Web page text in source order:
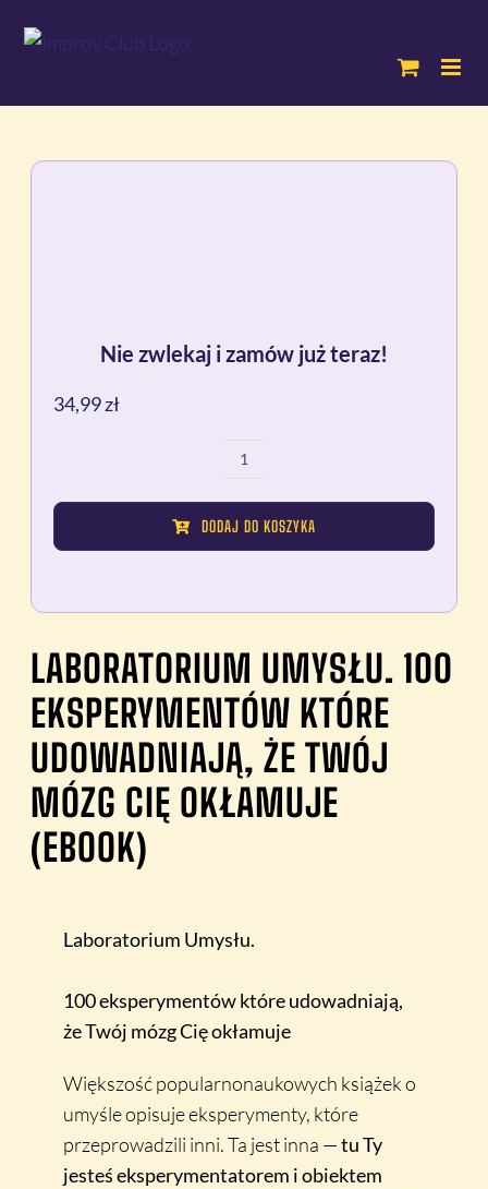
Nie zwlekaj i zamów już teraz!
34,99zł
ilość
Laboratorium
Umysłu.
udowadniają,
że
Twój
mózg
Cię
okłamuje
DODAJ DO KOSZYKA
LABORATORIUM UMYSŁU. 100
EKSPERYMENTÓW KTÓRE
UDOWADNIAJĄ, ŻE TWÓJ
MÓZG CIĘ OKŁAMUJE
(EBOOK)
Laboratorium Umysłu.
100 eksperymentów które udowadniają,
że Twój mózg Cię okłamuje
Większość popularnonaukowych książek o
umyśle opisuje eksperymenty, które
przeprowadzili inni. Ta jest inna —tu Ty
jesteś eksperymentatorem i obiektem